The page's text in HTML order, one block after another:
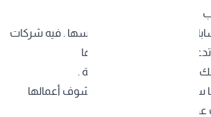
سوشيال ميدي
ا هي نفسها . فيه شركات
الاحترافية بس ما عندها
من الافضل ان تختار بعناية .
سجل حافل من النجاحات ، شوف أعمالها
، وتأكد إنها تفهم